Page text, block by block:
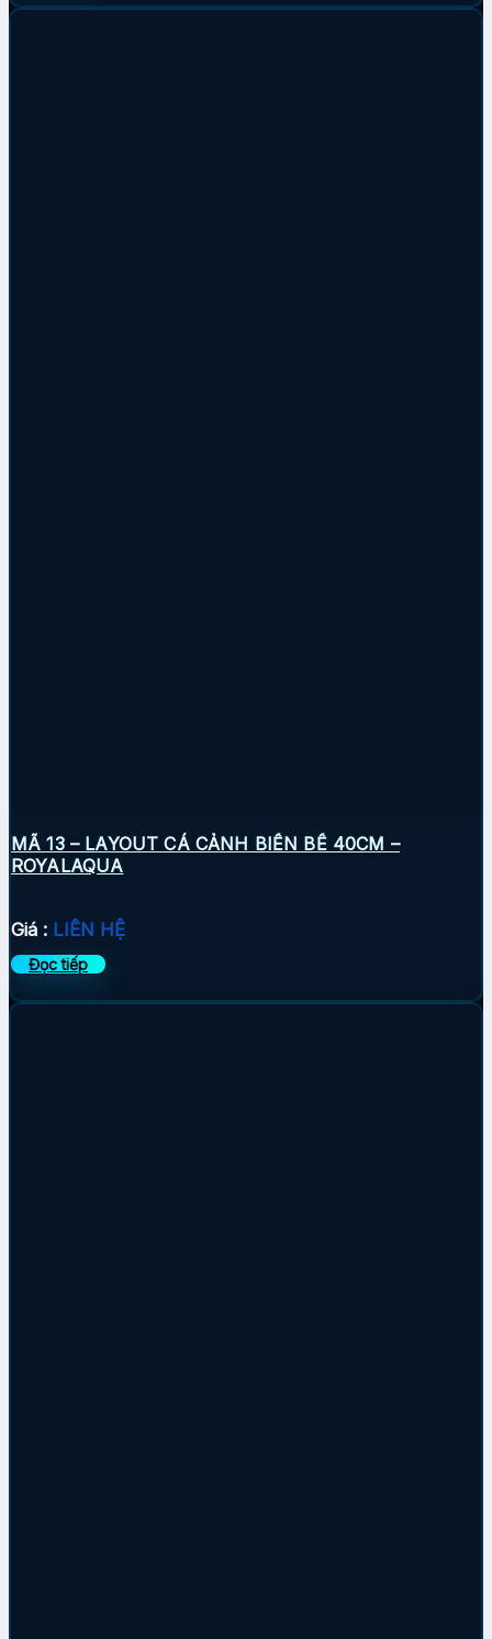
MÃ 13 – LAYOUT CÁ CẢNH BIỂN BỂ 40CM –
ROYALAQUA
Giá : LIÊN HỆ
Đọc tiếp